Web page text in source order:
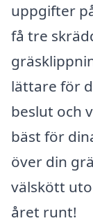
uppgifter
få tre
lättare för
beslut och
bäst för
över din
välskött
året runt!